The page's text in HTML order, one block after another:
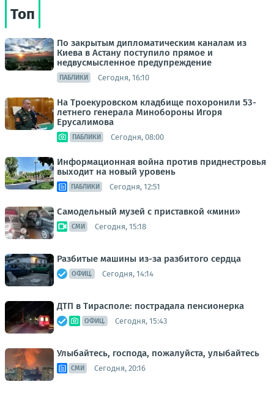
Топ
По закрытым дипломатическим каналам из
Киева в Астану поступило прямое и
недвусмысленное предупреждение
ПАБЛИКИ Сегодня, 16:10
На Троекуровском кладбище похоронили 53-
летнего генерала Минобороны Игоря
Ерусалимова
ПАБЛИКИ Сегодня, 08:00
Информационная война против приднестровья
выходит на новый уровень
ПАБЛИКИ Сегодня, 12:51
Самодельный музей с приставкой «мини»
СМИ Сегодня, 15:18
Разбитые машины из-за разбитого сердца
ОФИЦ. Сегодня, 14:14
ДТП в Тирасполе: пострадала пенсионерка
ОФИЦ. Сегодня, 15:43
Улыбайтесь, господа, пожалуйста, улыбайтесь
СМИ Сегодня, 20:16